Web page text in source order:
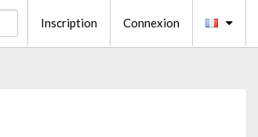
Inscription Connexion